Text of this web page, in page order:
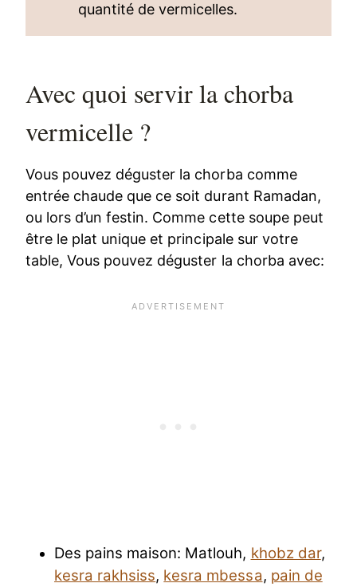
quantité de vermicelles.
Avec quoi servir la chorba
vermicelle ?
Vous pouvez déguster la chorba comme
entrée chaude que ce soit durant Ramadan,
ou lors d’un festin. Comme cette soupe peut
être le plat unique et principale sur votre
table, Vous pouvez déguster la chorba avec:
Des pains maison: Matlouh, khobz dar,
kesra rakhsiss, kesra mbessa, pain de